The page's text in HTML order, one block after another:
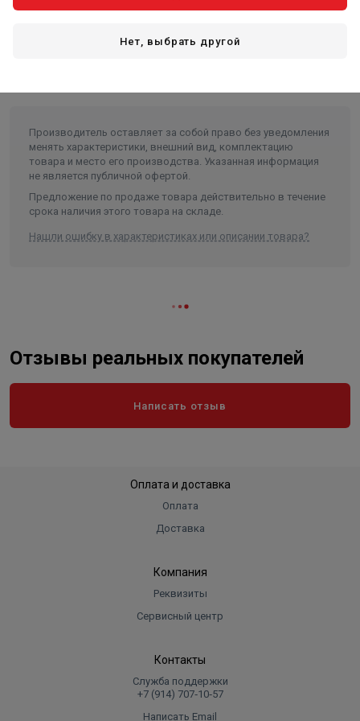
Производитель оставляет за собой право без уведомления
менять характеристики, внешний вид, комплектацию
товара и место его производства. Указанная информация
не является публичной офертой.
Предложение по продаже товара действительно в течение
срока наличия этого товара на складе.
Нашли ошибку в характеристиках или описании товара?
Отзывы реальных покупателей
Написать отзыв
Оплата и доставка
Оплата
Доставка
Компания
Реквизиты
Сервисный центр
Контакты
Служба поддержки
+7 (914) 707‑10‑57
Написать Email
Нет, выбрать другой